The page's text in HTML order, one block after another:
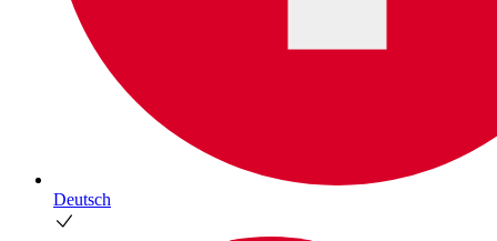
Deutsch